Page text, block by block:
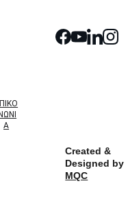
ΙΝΩΝΙ
Α
Created &
Designed by
MQC